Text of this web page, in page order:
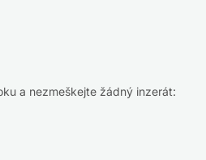
a nezmeškejte žádný inzerát: